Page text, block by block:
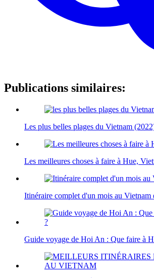
Publications similaires:
Les plus belles plages du Vietnam
Les meilleures choses à faire à Hue,
Itinéraire complet d'un mois au
Guide voyage de Hoi An : Que faire à